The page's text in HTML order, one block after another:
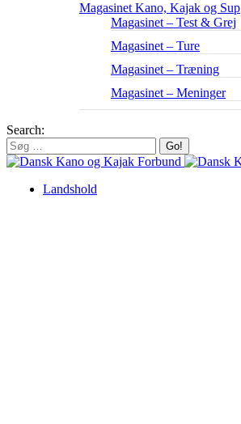
Magasinet Kano, Kajak og Sup
Magasinet – Test & Grej
Magasinet – Ture
Magasinet – Træning
Magasinet – Meninger
Search:
Landshold